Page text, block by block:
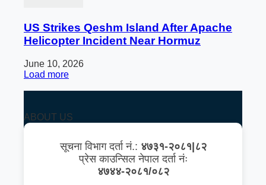
US Strikes Qeshm Island After Apache
Helicopter Incident Near Hormuz
June 10, 2026
Load more
ABOUT US
सूचना विभाग दर्ता नं.: ४७३१-२०८१|८२
प्रेस काउन्सिल नेपाल दर्ता नंः
४७४४-२०८१/०८२